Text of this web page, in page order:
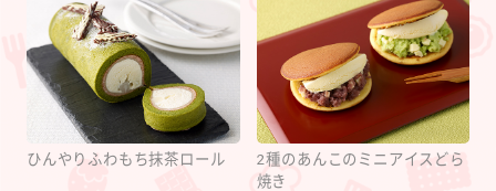
ひんやりふわもち抹茶ロール
2種のあんこのミニアイスどら
焼き